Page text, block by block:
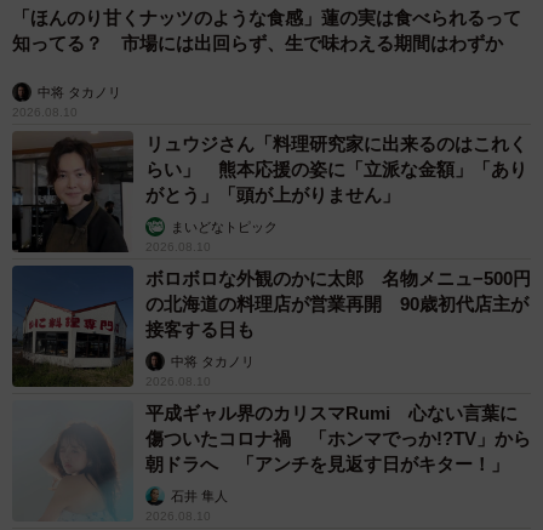
「ほんのり甘くナッツのような食感」蓮の実は食べられるって
知ってる？ 市場には出回らず、生で味わえる期間はわずか
中将 タカノリ
2026.08.10
リュウジさん「料理研究家に出来るのはこれく
らい」 熊本応援の姿に「立派な金額」「あり
がとう」「頭が上がりません」
まいどなトピック
2026.08.10
ボロボロな外観のかに太郎 名物メニュ−500円
の北海道の料理店が営業再開 90歳初代店主が
接客する日も
中将 タカノリ
2026.08.10
平成ギャル界のカリスマRumi 心ない言葉に
傷ついたコロナ禍 「ホンマでっか!?TV」から
朝ドラへ 「アンチを見返す日がキター！」
石井 隼人
2026.08.10